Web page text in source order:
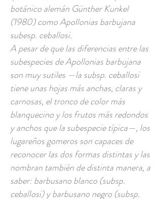
botánico alemán Günther Kunkel
(1980) como Apollonias barbujana
subesp. ceballosi.
A pesar de que las diferencias entre las
subespecies de Apollonias barbujana
son muy sutiles —la subsp. ceballosi
tiene unas hojas más anchas, claras y
carnosas, el tronco de color más
blanquecino y los frutos más redondos
y anchos que la subespecie típica—, los
lugareños gomeros son capaces de
reconocer las dos formas distintas y las
nombran también de distinta manera, a
saber: barbusano blanco (subsp.
ceballosi) y barbusano negro (subsp.